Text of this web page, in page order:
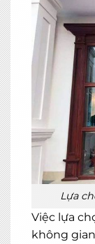
Lựa
Việc lựa
không